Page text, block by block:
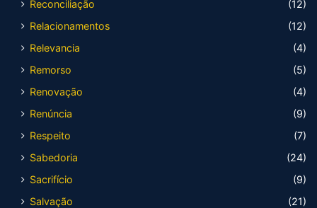
Reconciliação
(12)
Relacionamentos
(12)
Relevancia
(4)
Remorso
(5)
Renovação
(4)
Renúncia
(9)
Respeito
(7)
Sabedoria
(24)
Sacrifício
(9)
Salvação
(21)